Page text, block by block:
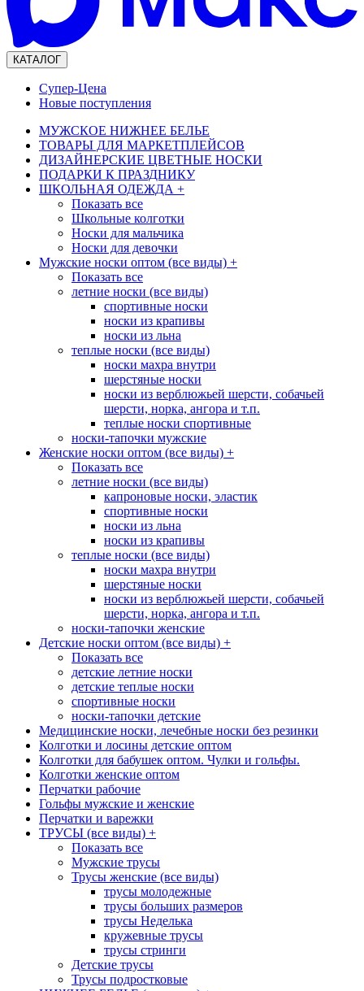
КАТАЛОГ
Супер-Цена
Новые поступления
МУЖСКОЕ НИЖНЕЕ БЕЛЬЕ
ТОВАРЫ ДЛЯ МАРКЕТПЛЕЙСОВ
ДИЗАЙНЕРСКИЕ ЦВЕТНЫЕ НОСКИ
ПОДАРКИ К ПРАЗДНИКУ
ШКОЛЬНАЯ ОДЕЖДА +
Показать все
Школьные колготки
Носки для мальчика
Носки для девочки
Мужские носки оптом (все виды) +
Показать все
летние носки (все виды)
спортивные носки
носки из крапивы
носки из льна
теплые носки (все виды)
носки махра внутри
шерстяные носки
носки из верблюжьей шерсти, собачьей
шерсти, норка, ангора и т.п.
теплые носки спортивные
носки-тапочки мужские
Женские носки оптом (все виды) +
Показать все
летние носки (все виды)
капроновые носки, эластик
спортивные носки
носки из льна
носки из крапивы
теплые носки (все виды)
носки махра внутри
шерстяные носки
носки из верблюжьей шерсти, собачьей
шерсти, норка, ангора и т.п.
носки-тапочки женские
Детские носки оптом (все виды) +
Показать все
детские летние носки
детские теплые носки
спортивные носки
носки-тапочки детские
Медицинские носки, лечебные носки без резинки
Колготки и лосины детские оптом
Колготки для бабушек оптом. Чулки и гольфы.
Колготки женские оптом
Перчатки рабочие
Гольфы мужские и женские
Перчатки и варежки
ТРУСЫ (все виды) +
Показать все
Мужские трусы
Трусы женские (все виды)
трусы молодежные
трусы больших размеров
трусы Неделька
кружевные трусы
трусы стринги
Детские трусы
Трусы подростковые